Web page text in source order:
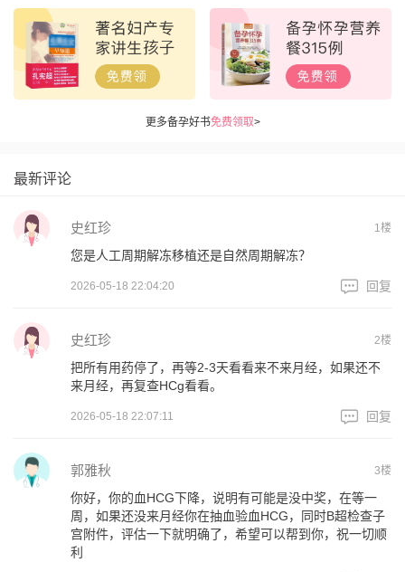
更多备孕好书免费领取>
最新评论
史红珍 1楼
您是人工周期解冻移植还是自然周期解冻？
2026-05-18 22:04:20 回复
史红珍 2楼
把所有用药停了，再等2-3天看看来不来月经，如果还不
来月经，再复查HCg看看。
2026-05-18 22:07:11 回复
郭雅秋 3楼
你好，你的血HCG下降，说明有可能是没中奖，在等一
周，如果还没来月经你在抽血验血HCG，同时B超检查子
宫附件，评估一下就明确了，希望可以帮到你，祝一切顺
利